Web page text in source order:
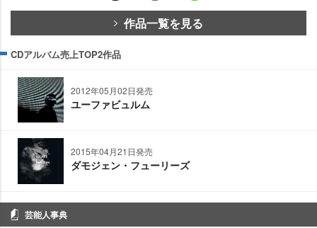
作品一覧を見る
CDアルバム売上TOP2作品
2012年05月02日発売
ユーファビュルム
2015年04月21日発売
ダモジェン・フューリーズ
芸能人事典